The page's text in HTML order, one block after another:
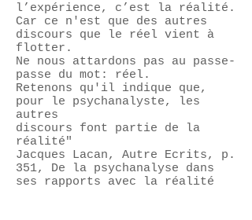
l’expérience, c’est la réalité.
Car ce n'est que des autres
discours que le réel vient à
flotter.
Ne nous attardons pas au passe-
passe du mot: réel.
Retenons qu'il indique que,
pour le psychanalyste, les
autres
discours font partie de la
réalité"
Jacques Lacan, Autre Ecrits, p.
351, De la psychanalyse dans
ses rapports avec la réalité